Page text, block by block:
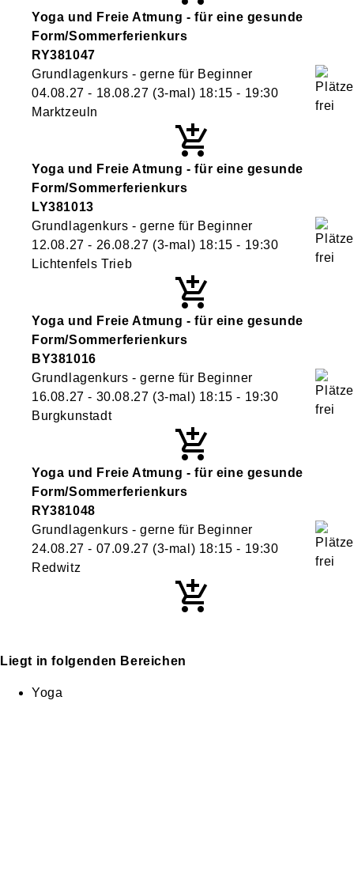
Yoga und Freie Atmung - für eine gesunde
Form/Sommerferienkurs
RY381047
Grundlagenkurs - gerne für Beginner
04.08.27 - 18.08.27 (3-mal) 18:15 - 19:30
Marktzeuln
Yoga und Freie Atmung - für eine gesunde
Form/Sommerferienkurs
LY381013
Grundlagenkurs - gerne für Beginner
12.08.27 - 26.08.27 (3-mal) 18:15 - 19:30
Lichtenfels Trieb
Yoga und Freie Atmung - für eine gesunde
Form/Sommerferienkurs
BY381016
Grundlagenkurs - gerne für Beginner
16.08.27 - 30.08.27 (3-mal) 18:15 - 19:30
Burgkunstadt
Yoga und Freie Atmung - für eine gesunde
Form/Sommerferienkurs
RY381048
Grundlagenkurs - gerne für Beginner
24.08.27 - 07.09.27 (3-mal) 18:15 - 19:30
Redwitz
Liegt in folgenden Bereichen
Yoga